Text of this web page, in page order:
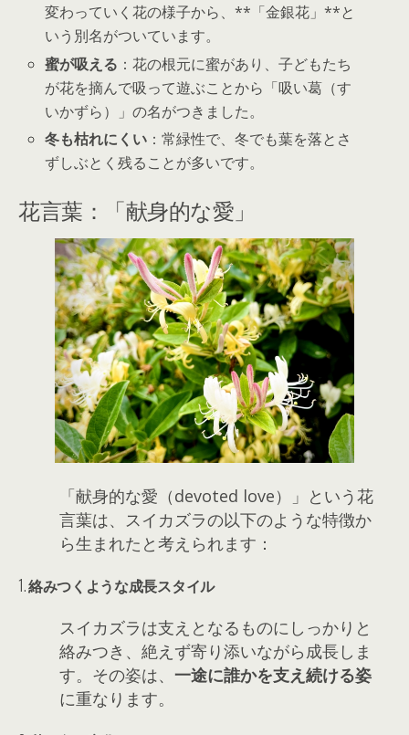
変わっていく花の様子から、**「金銀花」**と
いう別名がついています。
蜜が吸える ：花の根元に蜜があり、子どもたち
が花を摘んで吸って遊ぶことから「吸い葛（す
いかずら）」の名がつきました。
冬も枯れにくい ：常緑性で、冬でも葉を落とさ
ずしぶとく残ることが多いです。
花言葉：「献身的な愛」
「献身的な愛（devoted love）」という花
言葉は、スイカズラの以下のような特徴か
ら生まれたと考えられます：
1.絡みつくような成長スタイル
スイカズラは支えとなるものにしっかりと
絡みつき、絶えず寄り添いながら成長しま
す。その姿は、 一途に誰かを支え続ける姿
に重なります。